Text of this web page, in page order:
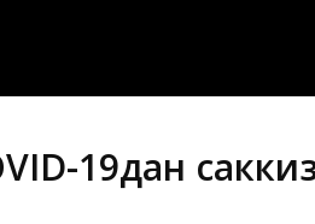
19дан